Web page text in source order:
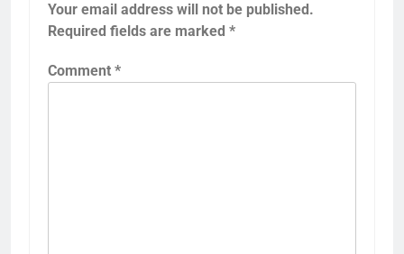
Your email address will not be published.
Required fields are marked *
Comment *